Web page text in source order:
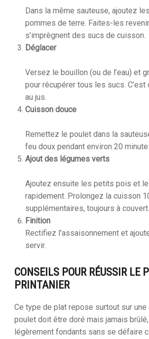
Dans la même sauteuse, ajoutez
pommes de terre. Faites-les
s’imprègnent des sucs de cuisson.
Déglacer
Versez le bouillon (ou de l’eau) et
pour récupérer tous les sucs.
au jus.
Cuisson douce
Remettez le poulet dans la
feu doux pendant environ 20
Ajout des légumes verts
Ajoutez ensuite les petits pois et
rapidement. Prolongez la cuisson
supplémentaires, toujours à couvert.
Finition
Rectifiez l’assaisonnement et
servir.
CONSEILS POUR RÉUSSIR LE
PRINTANIER
Ce type de plat repose surtout sur
poulet doit être doré mais jamais
légèrement fondants sans se défaire